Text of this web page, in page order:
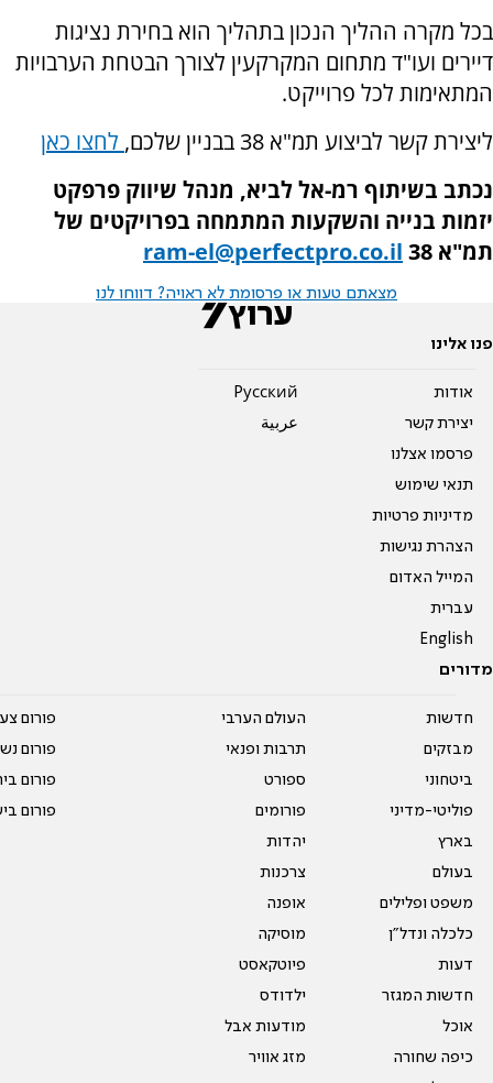
בכל מקרה ההליך הנכון בתהליך הוא בחירת נציגות
דיירים ועו"ד מתחום המקרקעין לצורך הבטחת הערבויות
המתאימות לכל פרוייקט.
ליצירת קשר לביצוע תמ"א 38 בבניין שלכם,
לחצו כאן
נכתב בשיתוף רמ-אל לביא, מנהל שיווק פרפקט
יזמות בנייה והשקעות המתמחה בפרויקטים של
תמ"א 38
ram-el@perfectpro.co.il
מצאתם טעות או פרסומת לא ראויה? דווחו לנו
פנו אלינו
אודות
יצירת קשר
פרסמו אצלנו
תנאי שימוש
מדיניות פרטיות
הצהרת נגישות
המייל האדום
עברית
English
Pусский
عربية
מדורים
חדשות
מבזקים
ביטחוני
פוליטי-מדיני
בארץ
בעולם
משפט ופלילים
כלכלה ונדל"ן
דעות
חדשות המגזר
אוכל
כיפה שחורה
העולם הערבי
תרבות ופנאי
ספורט
פורומים
יהדות
צרכנות
אופנה
מוסיקה
פיוטקאסט
ילדודס
מודעות אבל
מזג אוויר
פורום
פורום
פורום
פורום